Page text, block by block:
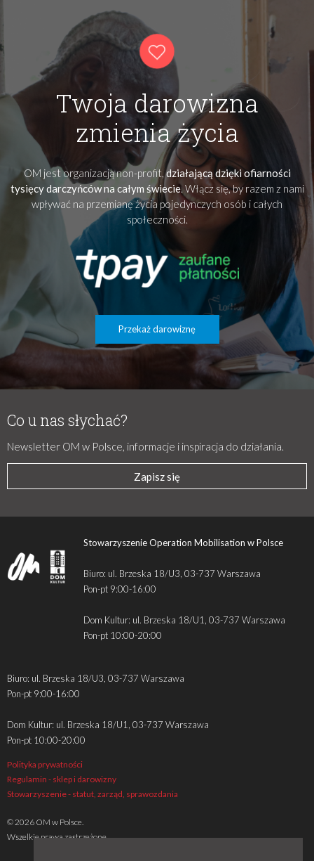
Twoja darowizna
zmienia życia
OM jest organizacją non-profit,działającą dzięki ofiarności
tysięcy darczyńców na całym świecie. Włącz się, by razem z nami
wpływać na przemianę życia pojedynczych osób i całych
społeczności.
Przekaż darowiznę
Co u nas słychać?
Newsletter OM w Polsce, informacje i inspiracja do działania.
Zapisz się
Stowarzyszenie Operation Mobilisation w Polsce
Biuro: ul. Brzeska 18/U3, 03-737 Warszawa
Pon-pt 9:00-16:00
Dom Kultur: ul. Brzeska 18/U1, 03-737 Warszawa
Pon-pt 10:00-20:00
Biuro: ul. Brzeska 18/U3, 03-737 Warszawa
Pon-pt 9:00-16:00
Dom Kultur: ul. Brzeska 18/U1, 03-737 Warszawa
Pon-pt 10:00-20:00
Polityka prywatności
Regulamin - sklep i darowizny
Stowarzyszenie - statut, zarząd, sprawozdania
© 2026 OM w Polsce.
Wszelkie prawa zastrzeżone